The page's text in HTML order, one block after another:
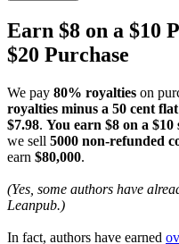
Earn $8 on a $10
$20 Purchase
We pay 80% royalties on
royalties minus a 50 cent
$7.98. You earn $8 on a $10
we sell 5000 non-refunded
earn $80,000.
(Yes, some authors have
Leanpub.)
In fact, authors have earned